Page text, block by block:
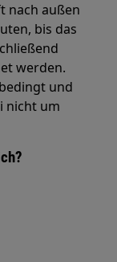
nach außen
bis das
werden.
und
nicht um